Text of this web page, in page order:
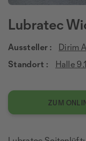
Lubratec
Aussteller :
Dirim
Standort :
Halle
ZUM